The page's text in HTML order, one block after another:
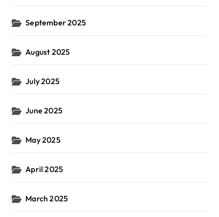
September 2025
August 2025
July 2025
June 2025
May 2025
April 2025
March 2025